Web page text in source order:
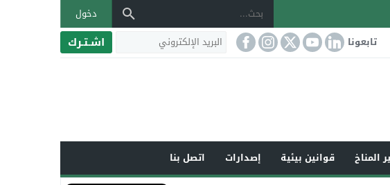
دخول
تابعونا اشـتـرك
المناخ قوانين بيئية إصدارات
اتصل بنا